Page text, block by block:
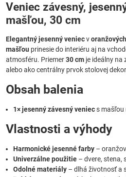
Veniec závesný,
mašľou, 30 cm
Elegantný jesenný veniecv
mašľou prinesie do interiéru aj na
atmosféru. Priemer30 cm je ideálny na
alebo ako centrálny prvok stolovej
Obsah balenia
1× jesenný závesný veniecs mašľou
Vlastnosti a výhody
Harmonické jesenné farby –
Univerzálne použitie – dvere, stena,
Odolné materiály – dlhá životnosť a